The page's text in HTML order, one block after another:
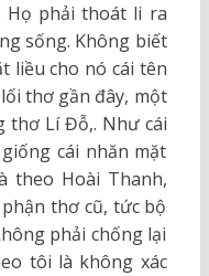
Họ phải thoát li ra
sống. Không biết
liều cho nó cái tên
thơ gần đây, một
thơ Lí Đỗ,. Như cái
cái nhăn mặt
theo Hoài Thanh,
thơ cũ, tức bộ
phải chống lại
tôi là không xác